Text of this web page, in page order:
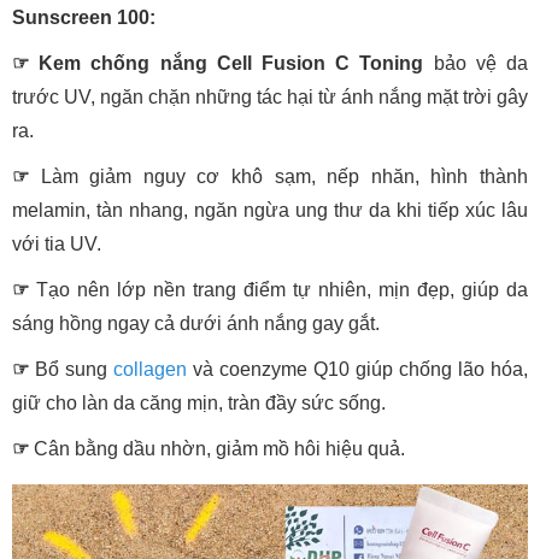
Sunscreen 100:
☞ Kem chống nắng Cell Fusion C Toning bảo vệ da
trước UV, ngăn chặn những tác hại từ ánh nắng mặt trời gây
ra.
☞
Làm giảm nguy cơ khô sạm, nếp nhăn, hình thành
melamin, tàn nhang, ngăn ngừa ung thư da khi tiếp xúc lâu
với tia UV.
☞ Tạo nên lớp nền trang điểm tự nhiên, mịn đẹp, giúp da
sáng hồng ngay cả dưới ánh nắng gay gắt.
☞ Bổ sung collagen và coenzyme Q10 giúp chống lão hóa,
giữ cho làn da căng mịn, tràn đầy sức sống.
☞ Cân bằng dầu nhờn, giảm mồ hôi hiệu quả.